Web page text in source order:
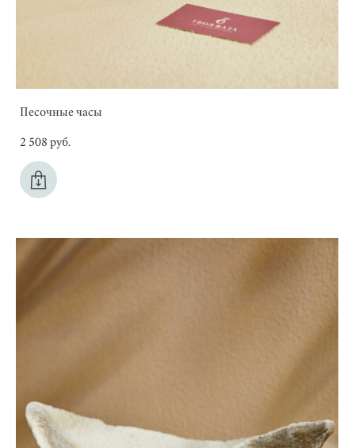
Песочные часы
2 508 pуб.